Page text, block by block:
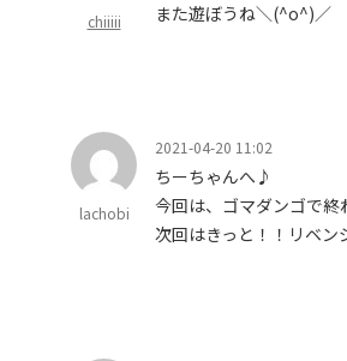
chiiiii
また遊ぼうね＼(^o^)／
lachobi
2021-04-20 11:02
ちーちゃんへ♪
今回は、ゴマダンゴで
次回はきっと！！リベン